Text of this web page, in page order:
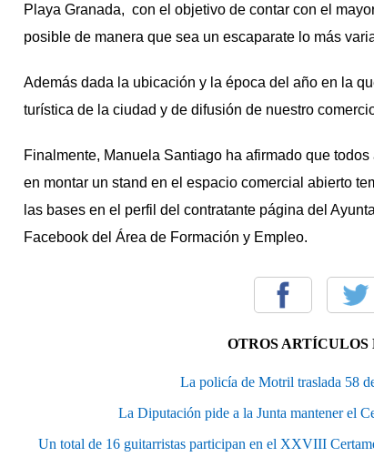
Playa Granada, con el objetivo de contar con el
posible de manera que sea un escaparate lo más
Además dada la ubicación y la época del año en la
turística de la ciudad y de difusión de nuestro
Finalmente, Manuela Santiago ha afirmado que
en montar un stand en el espacio comercial abierto
las bases en el perfil del contratante página del
Facebook del Área de Formación y Empleo.
OTROS ARTÍCULOS
La policía de Motril traslada 58
La Diputación pide a la Junta mantener el
Un total de 16 guitarristas participan en el XXVIII